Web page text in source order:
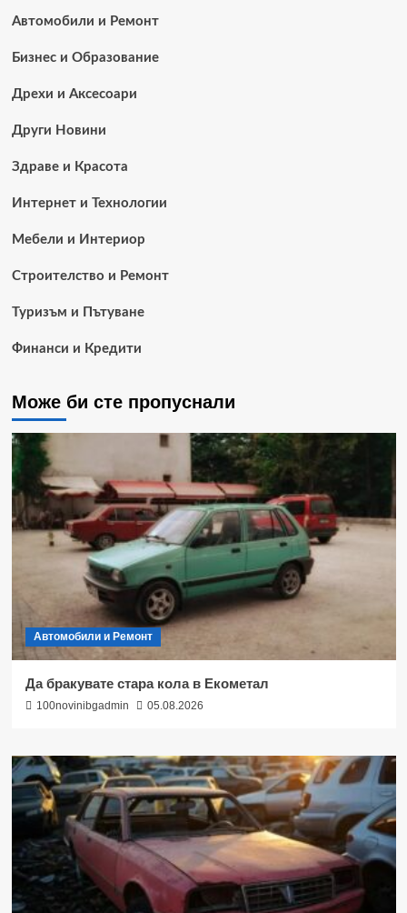
Автомобили и Ремонт
Бизнес и Образование
Дрехи и Аксесоари
Други Новини
Здраве и Красота
Интернет и Технологии
Мебели и Интериор
Строителство и Ремонт
Туризъм и Пътуване
Финанси и Кредити
Може би сте пропуснали
Автомобили и Ремонт
Да бракувате стара кола в Екометал
100novinibgadmin 05.08.2026